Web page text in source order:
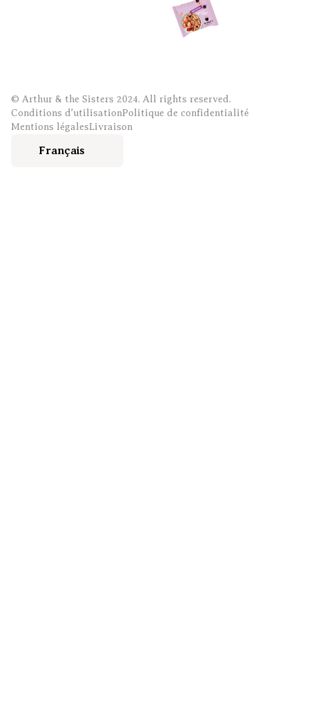
Français
© Arthur & the Sisters 2024. All rights reserved.
Conditions d'utilisationPolitique de confidentialité
Mentions légalesLivraison